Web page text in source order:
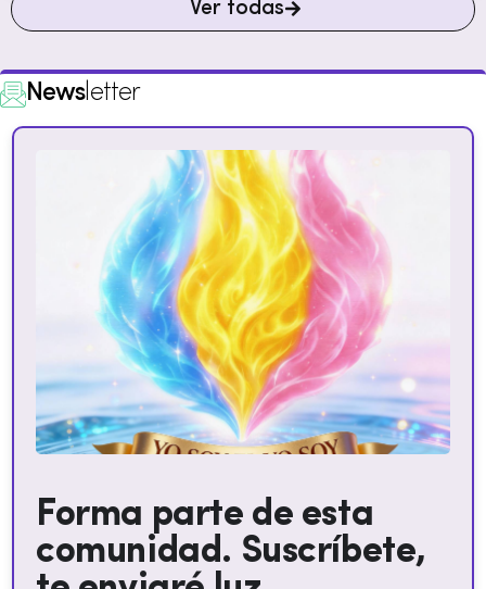
Ver todas
Newsletter
Forma parte de esta
comunidad. Suscríbete,